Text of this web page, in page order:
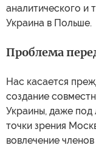
аналитического
Украина в Польше.
Проблема
Нас касается
создание
Украины, даже под
точки зрения
вовлечение